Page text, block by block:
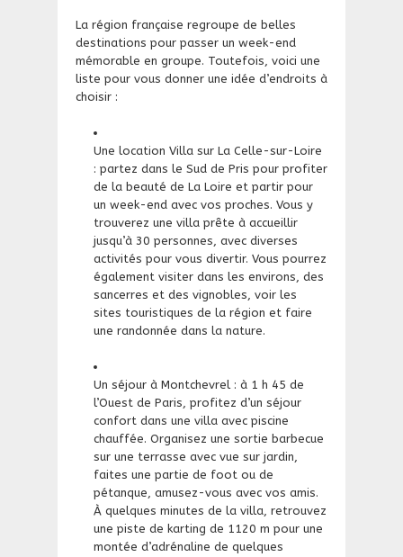
La région française regroupe de belles
destinations pour passer un week-end
mémorable en groupe. Toutefois, voici une
liste pour vous donner une idée d’endroits à
choisir :
Une location Villa sur La Celle-sur-Loire
: partez dans le Sud de Pris pour profiter
de la beauté de La Loire et partir pour
un week-end avec vos proches. Vous y
trouverez une villa prête à accueillir
jusqu’à 30 personnes, avec diverses
activités pour vous divertir. Vous pourrez
également visiter dans les environs, des
sancerres et des vignobles, voir les
sites touristiques de la région et faire
une randonnée dans la nature.
Un séjour à Montchevrel : à 1 h 45 de
l’Ouest de Paris, profitez d’un séjour
confort dans une villa avec piscine
chauffée. Organisez une sortie barbecue
sur une terrasse avec vue sur jardin,
faites une partie de foot ou de
pétanque, amusez-vous avec vos amis.
À quelques minutes de la villa, retrouvez
une piste de karting de 1120 m pour une
montée d’adrénaline de quelques